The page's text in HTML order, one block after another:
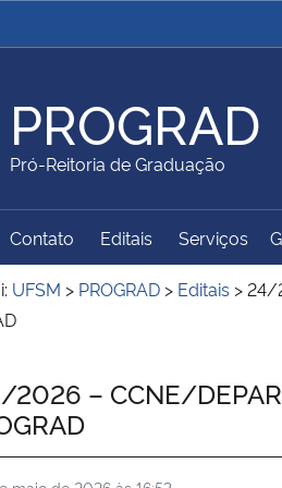
Ministério da Justiça e
Ministério da Educação
Ambiente Ministério do Turismo
Institucional
PROGRAD
Pró-Reitoria de Graduação
Principal do Sítio
Contato Editais Serviços
UFSM > PROGRAD > Editais >24/
2026 – CCNE/